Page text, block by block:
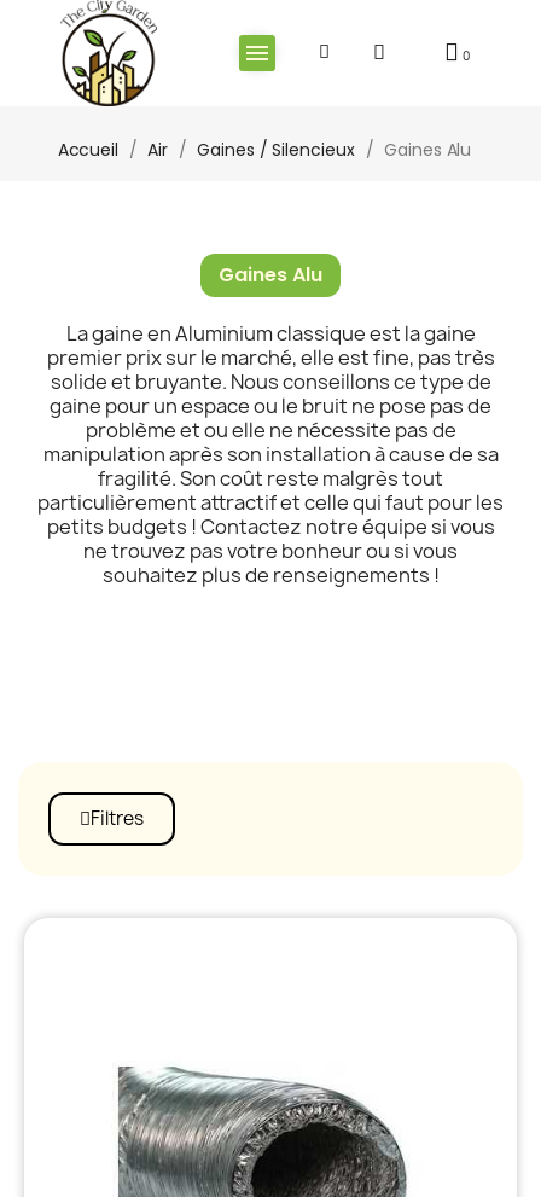
Accueil Air Gaines / Silencieux Gaines Alu
Gaines Alu
La gaine en Aluminium classique est la gaine
premier prix sur le marché, elle est fine, pas très
solide et bruyante. Nous conseillons ce type de
gaine pour un espace ou le bruit ne pose pas de
problème et ou elle ne nécessite pas de
manipulation après son installation à cause de sa
fragilité. Son coût reste malgrès tout
particulièrement attractif et celle qui faut pour les
petits budgets ! Contactez notre équipe si vous
ne trouvez pas votre bonheur ou si vous
souhaitez plus de renseignements !
Filtres